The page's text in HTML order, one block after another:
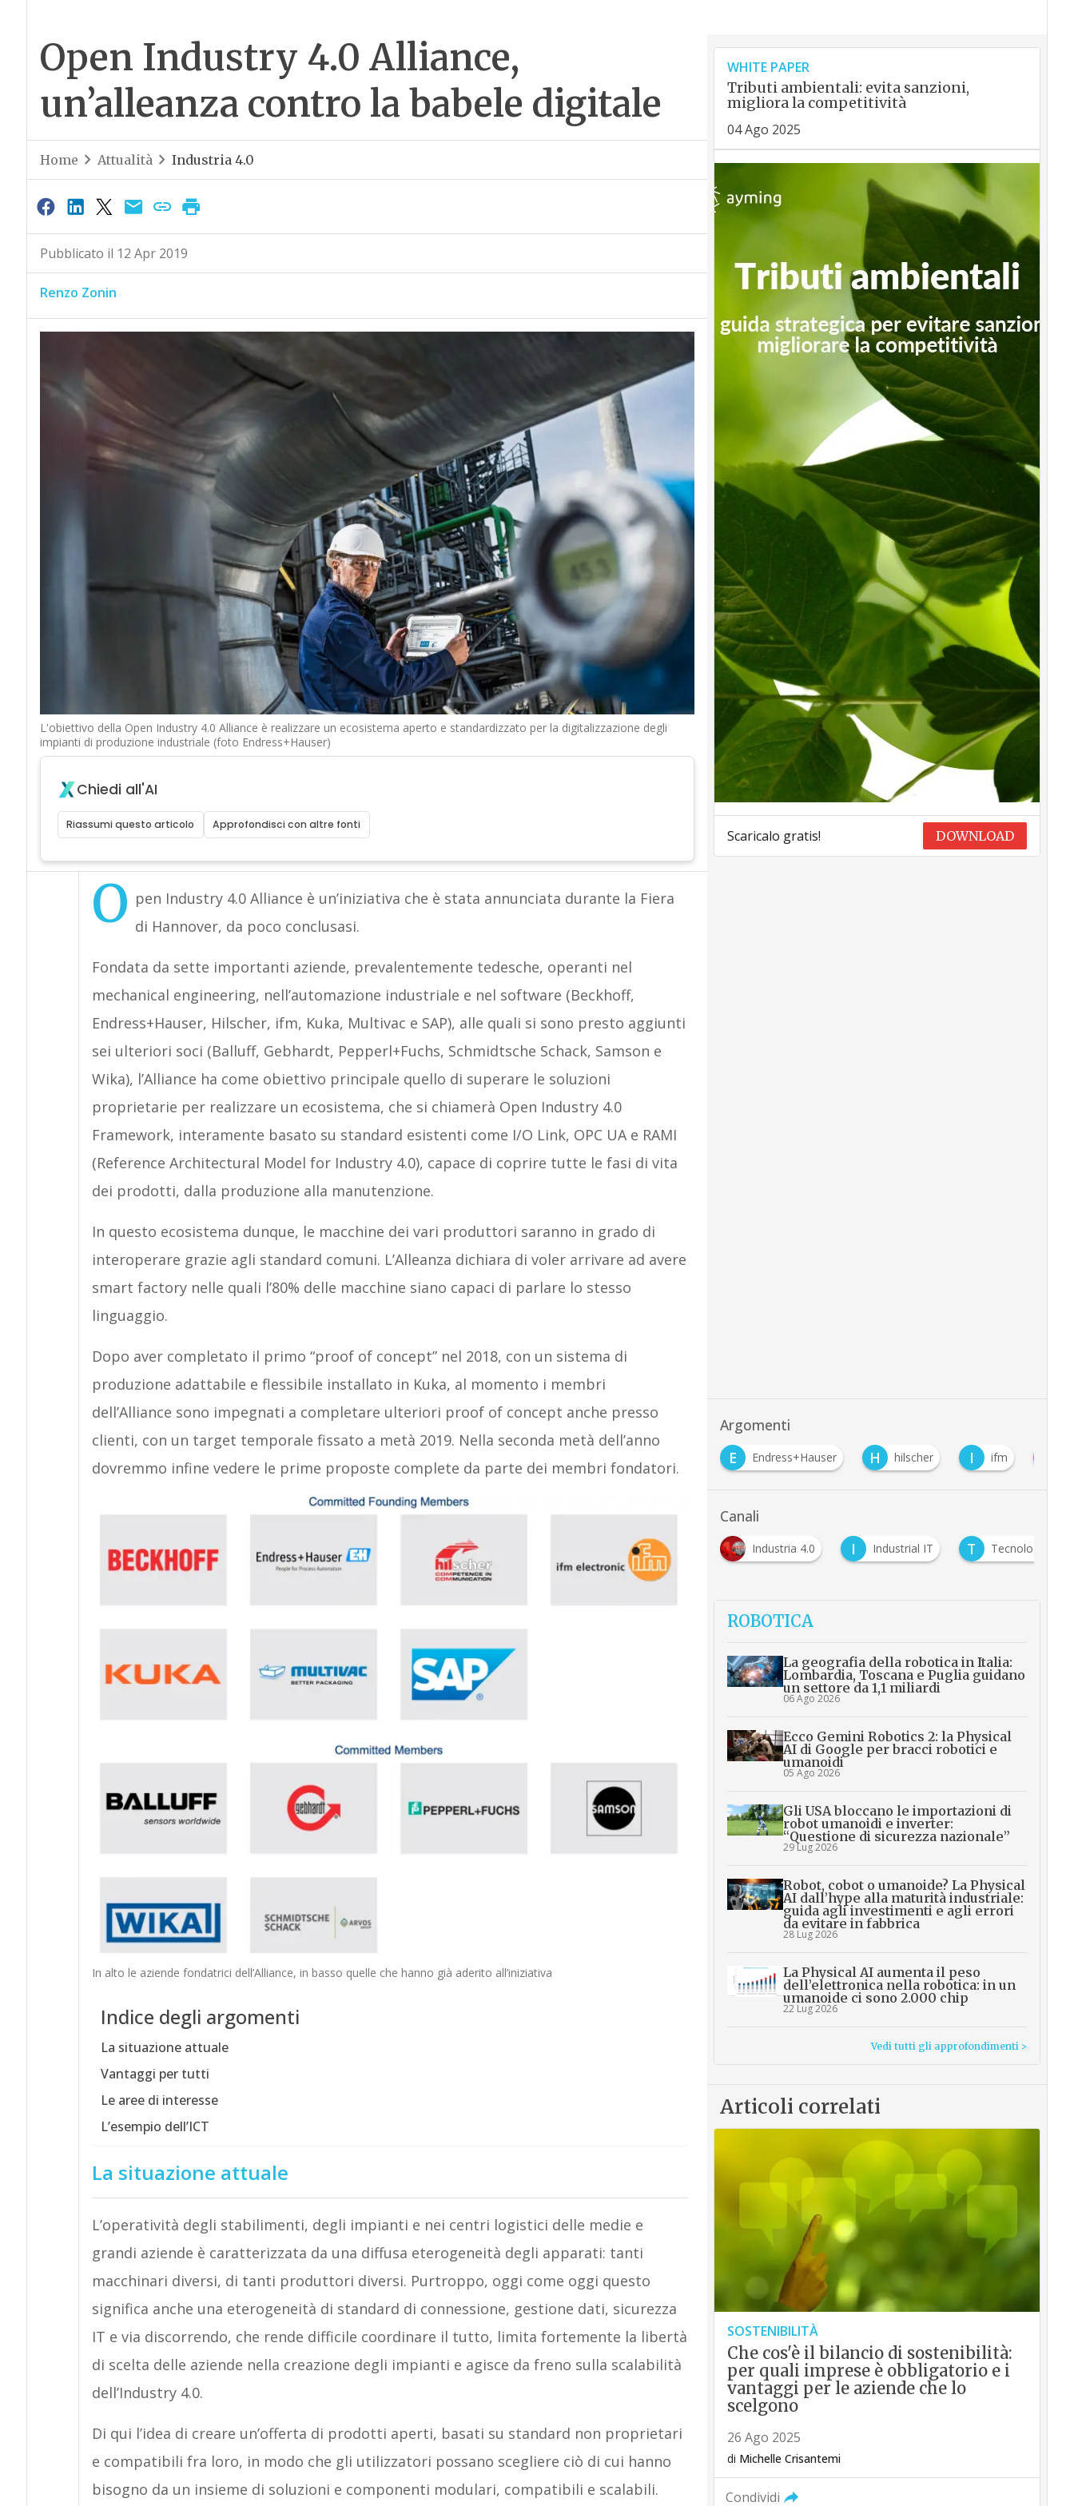
Open Industry 4.0 Alliance,
un’alleanza contro la babele digitale
Home Attualità Industria 4.0
Pubblicato il 12 Apr 2019
Renzo Zonin
L'obiettivo della Open Industry 4.0 Alliance è realizzare un ecosistema aperto e standardizzato per la digitalizzazione degli
impianti di produzione industriale (foto Endress+Hauser)
Chiedi all'AI
Riassumi questo articolo Approfondisci con altre fonti
O pen Industry 4.0 Alliance è un’iniziativa che è stata annunciata durante la Fiera
di Hannover, da poco conclusasi.
Fondata da sette importanti aziende, prevalentemente tedesche, operanti nel
mechanical engineering, nell’automazione industriale e nel software (Beckhoff,
Endress+Hauser, Hilscher, ifm, Kuka, Multivac e SAP), alle quali si sono presto aggiunti
sei ulteriori soci (Balluff, Gebhardt, Pepperl+Fuchs, Schmidtsche Schack, Samson e
Wika), l’Alliance ha come obiettivo principale quello di superare le soluzioni
proprietarie per realizzare un ecosistema, che si chiamerà Open Industry 4.0
Framework, interamente basato su standard esistenti come I/O Link, OPC UA e RAMI
(Reference Architectural Model for Industry 4.0), capace di coprire tutte le fasi di vita
dei prodotti, dalla produzione alla manutenzione.
In questo ecosistema dunque, le macchine dei vari produttori saranno in grado di
interoperare grazie agli standard comuni. L’Alleanza dichiara di voler arrivare ad avere
smart factory nelle quali l’80% delle macchine siano capaci di parlare lo stesso
linguaggio.
Dopo aver completato il primo “proof of concept” nel 2018, con un sistema di
produzione adattabile e flessibile installato in Kuka, al momento i membri
dell’Alliance sono impegnati a completare ulteriori proof of concept anche presso
clienti, con un target temporale fissato a metà 2019. Nella seconda metà dell’anno
dovremmo infine vedere le prime proposte complete da parte dei membri fondatori.
In alto le aziende fondatrici dell’Alliance, in basso quelle che hanno già aderito all’iniziativa
Indice degli argomenti
La situazione attuale
Vantaggi per tutti
Le aree di interesse
L’esempio dell’ICT
La situazione attuale
L’operatività degli stabilimenti, degli impianti e nei centri logistici delle medie e
grandi aziende è caratterizzata da una diffusa eterogeneità degli apparati: tanti
macchinari diversi, di tanti produttori diversi. Purtroppo, oggi come oggi questo
significa anche una eterogeneità di standard di connessione, gestione dati, sicurezza
IT e via discorrendo, che rende difficile coordinare il tutto, limita fortemente la libertà
di scelta delle aziende nella creazione degli impianti e agisce da freno sulla scalabilità
dell’Industry 4.0.
Di qui l’idea di creare un’offerta di prodotti aperti, basati su standard non proprietari
e compatibili fra loro, in modo che gli utilizzatori possano scegliere ciò di cui hanno
bisogno da un insieme di soluzioni e componenti modulari, compatibili e scalabili.
WHITE PAPER
Tributi ambientali: evita sanzioni,
migliora la competitività
04 Ago 2025
Scaricalo gratis! DOWNLOAD
Argomenti
E H hilscher I ifm K Kuka O OPC-UA
Canali
Attualità Industria 4.0 Industrial IT Tecnologie
ROBOTICA
La geografia della robotica in Italia:
Lombardia, Toscana e Puglia guidano
un settore da 1,1 miliardi
06 Ago 2026
Ecco Gemini Robotics 2: la Physical
AI di Google per bracci robotici e
umanoidi
05 Ago 2026
Gli USA bloccano le importazioni di
robot umanoidi e inverter:
“Questione di sicurezza nazionale”
29 Lug 2026
Robot, cobot o umanoide? La Physical
AI dall’hype alla maturità industriale:
guida agli investimenti e agli errori
da evitare in fabbrica
28 Lug 2026
La Physical AI aumenta il peso
dell’elettronica nella robotica: in un
umanoide ci sono 2.000 chip
22 Lug 2026
Vedi tutti gli approfondimenti >
Articoli correlati
SOSTENIBILITÀ
Che cos'è il bilancio di sostenibilità:
per quali imprese è obbligatorio e i
vantaggi per le aziende che lo
scelgono
26 Ago 2025
di Michelle Crisantemi
Condividi